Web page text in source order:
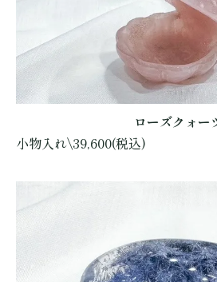
ローズクォー
小物入れ\39,600(税込)